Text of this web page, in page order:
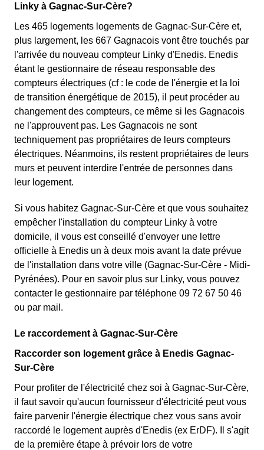
Linky à Gagnac-Sur-Cère?
Les 465 logements logements de Gagnac-Sur-Cère et,
plus largement, les 667 Gagnacois vont être touchés par
l'arrivée du nouveau compteur Linky d'Enedis. Enedis
étant le gestionnaire de réseau responsable des
compteurs électriques (cf : le code de l'énergie et la loi
de transition énergétique de 2015), il peut procéder au
changement des compteurs, ce même si les Gagnacois
ne l'approuvent pas. Les Gagnacois ne sont
techniquement pas propriétaires de leurs compteurs
électriques. Néanmoins, ils restent propriétaires de leurs
murs et peuvent interdire l'entrée de personnes dans
leur logement.
Si vous habitez Gagnac-Sur-Cère et que vous souhaitez
empêcher l'installation du compteur Linky à votre
domicile, il vous est conseillé d'envoyer une lettre
officielle à Enedis un à deux mois avant la date prévue
de l'installation dans votre ville (Gagnac-Sur-Cère - Midi-
Pyrénées). Pour en savoir plus sur Linky, vous pouvez
contacter le gestionnaire par téléphone 09 72 67 50 46
ou par mail.
Le raccordement à Gagnac-Sur-Cère
Raccorder son logement grâce à Enedis Gagnac-
Sur-Cère
Pour profiter de l'électricité chez soi à Gagnac-Sur-Cère,
il faut savoir qu'aucun fournisseur d'électricité peut vous
faire parvenir l'énergie électrique chez vous sans avoir
raccordé le logement auprès d'Enedis (ex ErDF). Il s'agit
de la première étape à prévoir lors de votre